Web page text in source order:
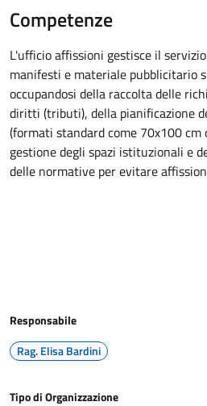
Competenze
L'ufficio affissioni gestisce il
manifesti e materiale pubblicitario
occupandosi della raccolta delle
diritti (tributi), della pianificazione
(formati standard come 70x100 cm
gestione degli spazi istituzionali e
delle normative per evitare
Responsabile
Rag. Elisa Bardini
Tipo di Organizzazione